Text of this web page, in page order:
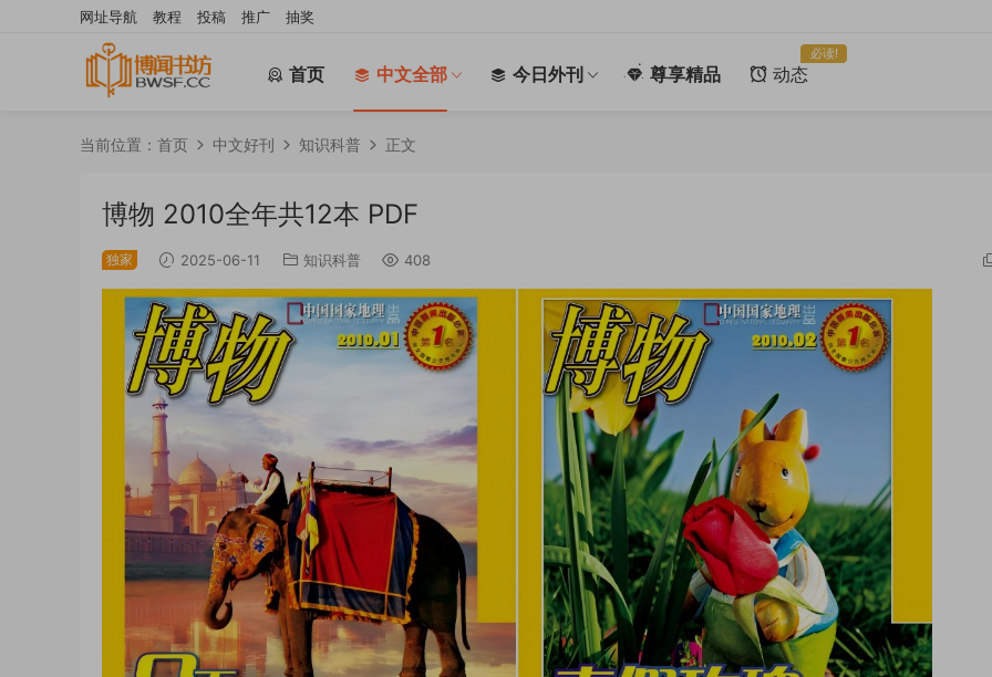
首页 中文全部 今日外刊 尊享精品 动态
必读!
网址导航 教程 投稿 推广 抽奖
当前位置： 首页 中文好刊 知识科普 正文
博物 2010全年共12本 PDF
独家 2025-06-11 知识科普 408